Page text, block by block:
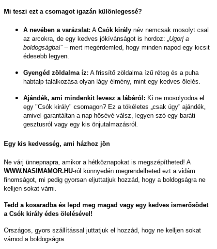
Mi teszi ezt a csomagot igazán különlegessé?
A nevében a varázslat: A Csók király név nemcsak mosolyt csal
az arcokra, de egy kedves jókívánságot is hordoz: „Ugorj a
boldogságba!”– mert megérdemled, hogy minden napod egy kicsit
édesebb legyen.
Gyengéd zöldalma íz: A frissítő zöldalma ízű réteg és a puha
habtalp találkozása olyan lágy élmény, mint egy kedves ölelés.
Ajándék, ami mindenkit levesz a lábáról: Ki ne mosolyodna el
egy "Csók király" csomagon? Ez a tökéletes „csak úgy” ajándék,
amivel garantáltan a nap hősévé válsz, legyen szó egy baráti
gesztusról vagy egy kis önjutalmazásról.
Egy kis kedvesség, ami házhoz jön
Ne várj ünnepnapra, amikor a hétköznapokat is megszépítheted! A
WWW.NASIMAMOR.HU-ról könnyedén megrendelheted ezt a vidám
finomságot, mi pedig gyorsan eljuttatjuk hozzád, hogy a boldogságra ne
kelljen sokat várni.
Tedd a kosaradba és lepd meg magad vagy egy kedves ismerősödet
a Csók király édes ölelésével!
Országos, gyors szállítással juttatjuk el hozzád, hogy ne kelljen sokat
várnod a boldogságra.